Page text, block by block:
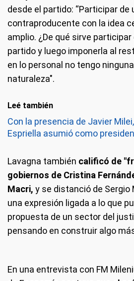
desde el partido: “Participar de
contraproducente con la idea
amplio. ¿De qué sirve
partido y luego imponerla al
en lo personal no tengo
naturaleza".
Leé también
Con la presencia de Javier
Espriella asumió como
Lavagna también calificó de
gobiernos de Cristina
Macri, y se distanció de Sergio
una expresión ligada a lo que
propuesta de un sector del
pensando en construir algo
En una entrevista con FM